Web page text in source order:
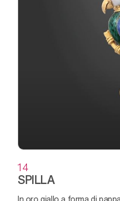
14
SPILLA